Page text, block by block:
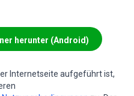
herunter (Android)
Internetseite aufgeführt ist,